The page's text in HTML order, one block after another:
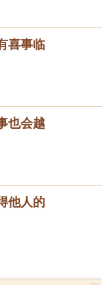
喜事临
也会越
他人的